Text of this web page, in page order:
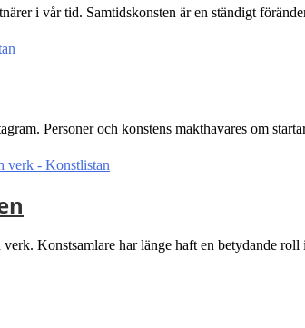
i vår tid. Samtidskonsten är en ständigt
Personer och konstens makthavares om
Konstsamlare har länge haft en betydande